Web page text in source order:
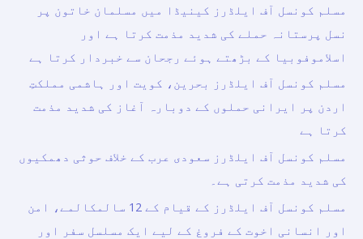
مسلم کونسل آف ایلڈرز کینیڈا میں مسلمان خاتون پر
نسل پرستانہ حملے کی شدید مذمت کرتا ہے اور
اسلاموفوبیا کے بڑھتے ہوئے رجحان سے خبردار کرتا ہے
مسلم کونسل آف ایلڈرز بحرین، کویت اور ہاشمی مملکتِ
اردن پر ایرانی حملوں کے دوبارہ آغاز کی شدید مذمت
کرتا ہے
مسلم کونسل آف ایلڈرز سعودی عرب کے خلاف حوثی دھمکیوں
کی شدید مذمت کرتی ہے۔
مسلم کونسل آف ایلڈرز کے قیام کے 12 سالمکالمے، امن
اور انسانی اخوت کے فروغ کے لیے ایک مسلسل سفر اور